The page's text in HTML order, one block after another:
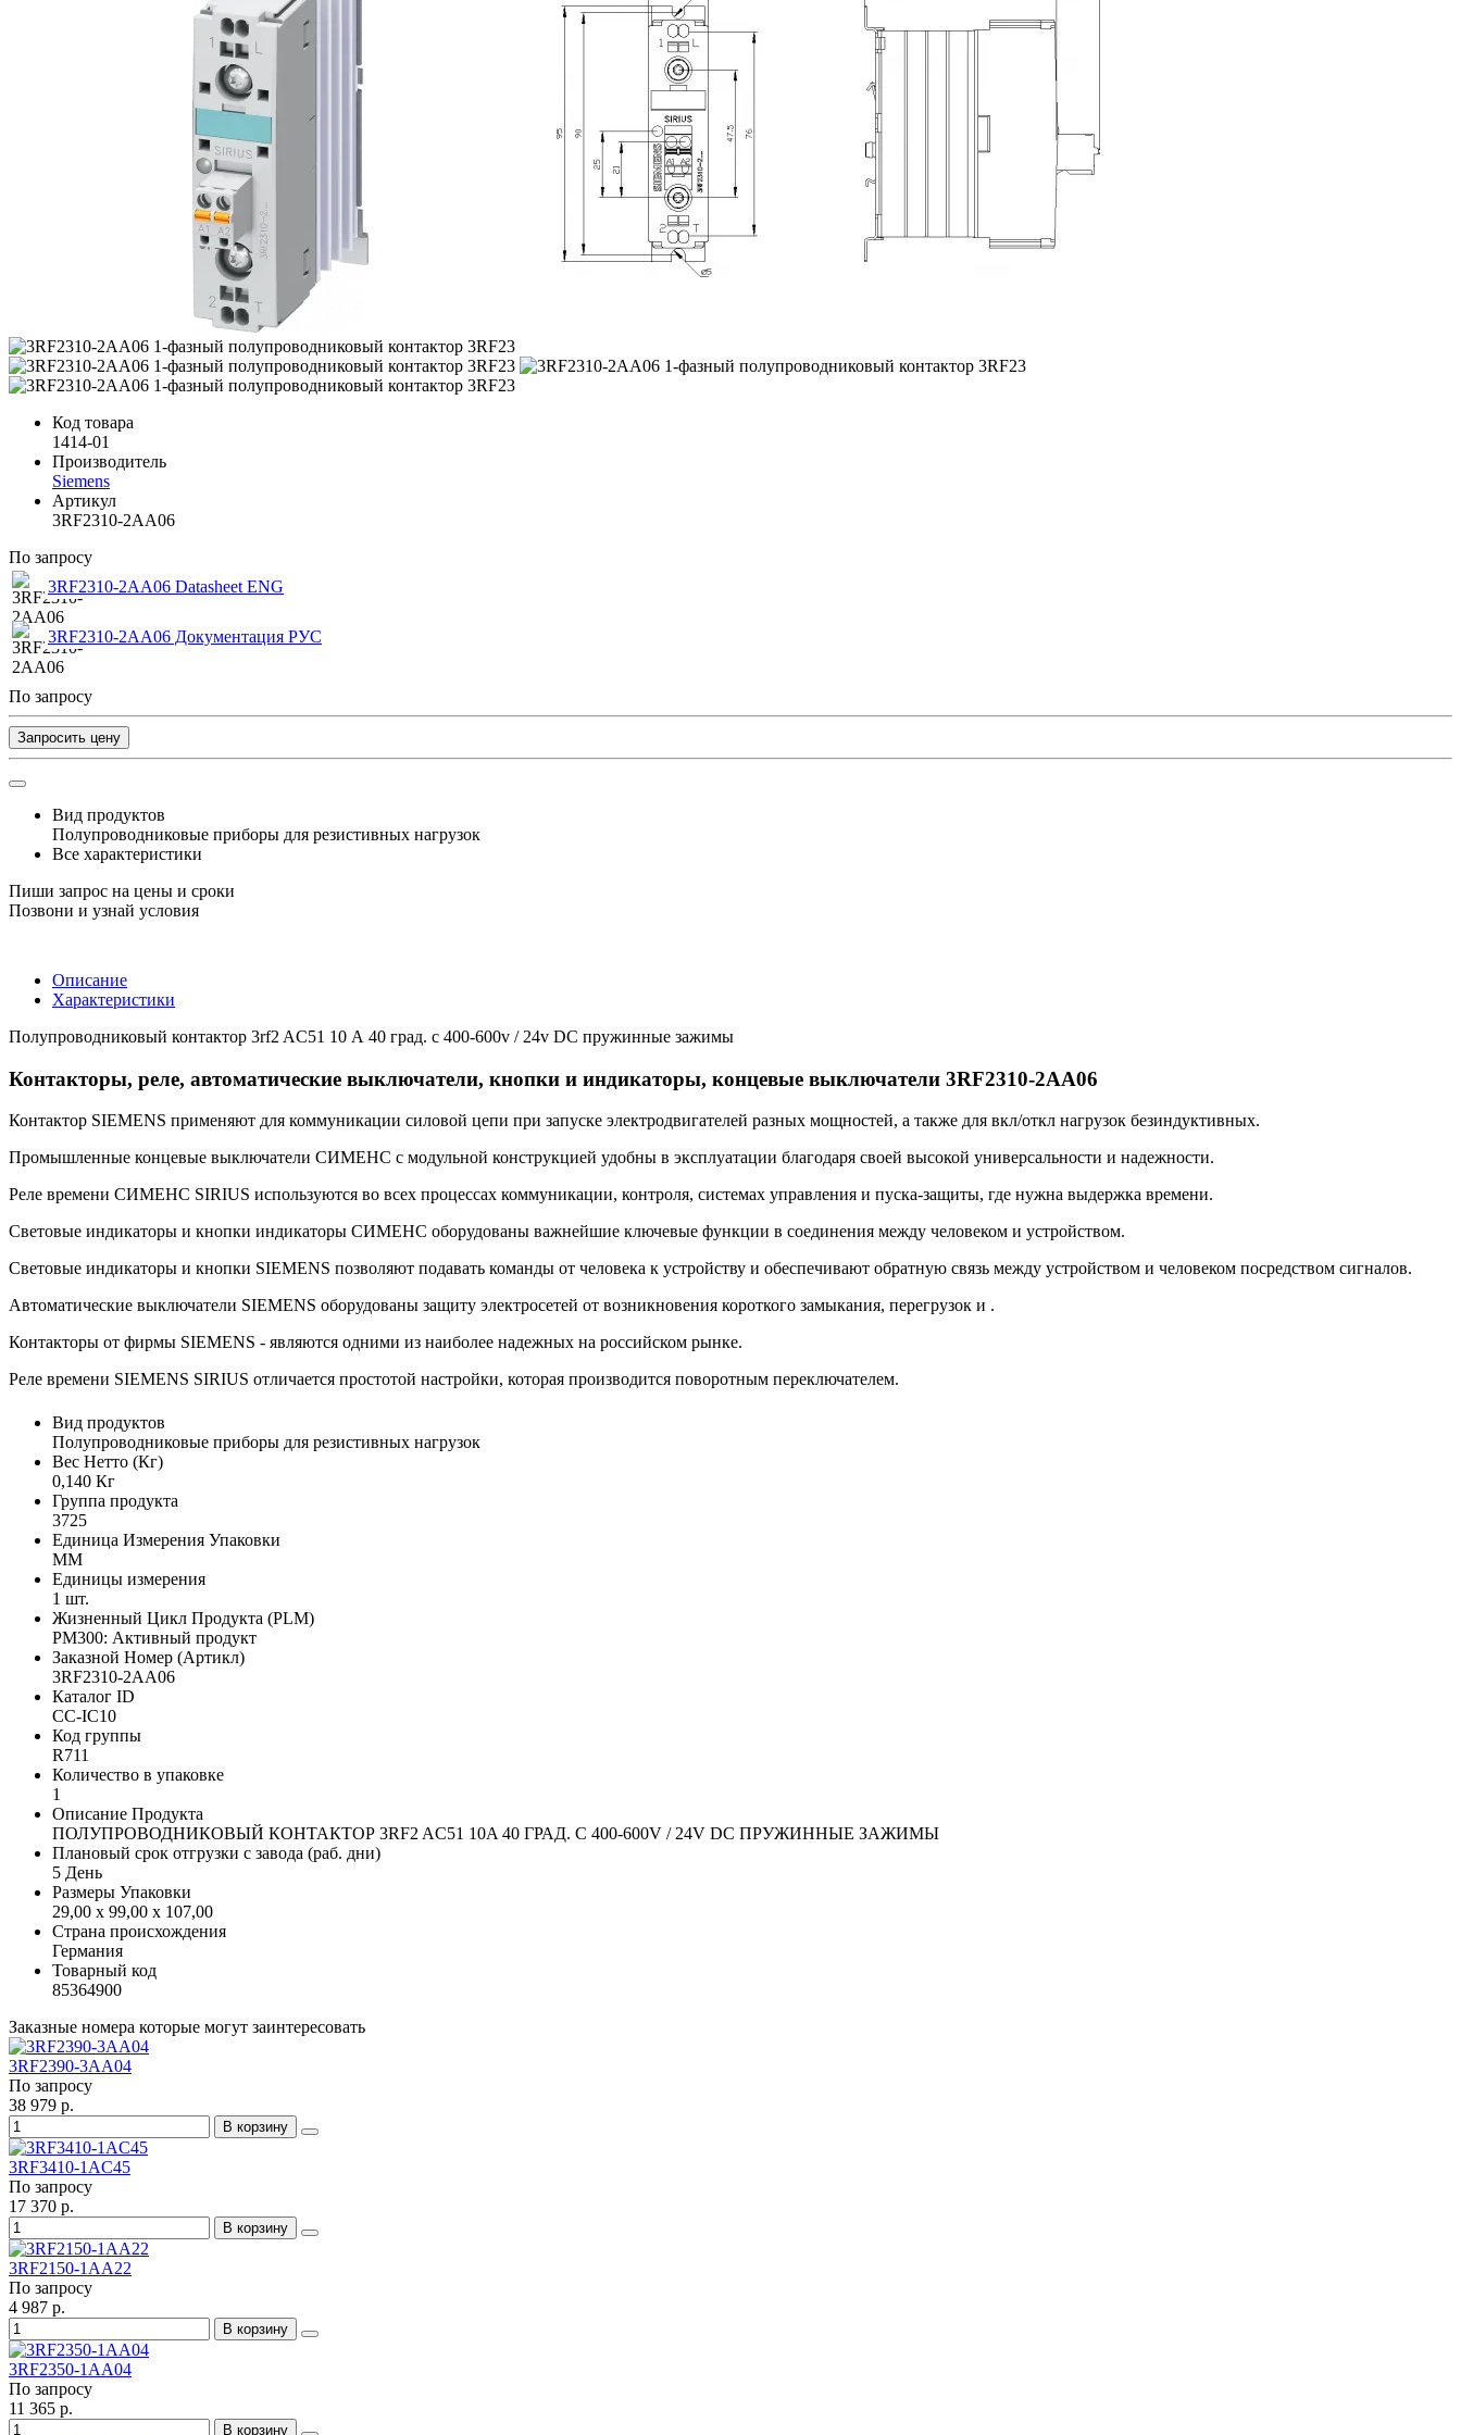
Код товара
1414-01
Производитель
Siemens
Артикул
3RF2310-2AA06
По запросу
3RF2310-2AA06 Datasheet ENG
3RF2310-2AA06 Документация РУС
По запросу
Запросить цену
Вид продуктов
Полупроводниковые приборы для резистивных нагрузок
Все характеристики
Пиши запрос на цены и сроки
Позвони и узнай условия
Описание
Характеристики
Полупроводниковый контактор 3rf2 AC51 10 А 40 град. c 400-600v / 24v DC пружинные зажимы
Контакторы, реле, автоматические выключатели, кнопки и индикаторы, концевые выключатели 3RF2310-2AA06
Контактор SIEMENS применяют для коммуникации силовой цепи при запуске электродвигателей разных мощностей, а также для вкл/откл нагрузок безиндуктивных.
Промышленные концевые выключатели СИМЕНС с модульной конструкцией удобны в эксплуатации благодаря своей высокой универсальности и надежности.
Реле времени СИМЕНС SIRIUS используются во всех процессах коммуникации, контроля, системах управления и пуска-защиты, где нужна выдержка времени.
Световые индикаторы и кнопки индикаторы СИМЕНС оборудованы важнейшие ключевые функции в соединения между человеком и устройством.
Световые индикаторы и кнопки SIEMENS позволяют подавать команды от человека к устройству и обеспечивают обратную связь между устройством и человеком посредством сигналов.
Автоматические выключатели SIEMENS оборудованы защиту электросетей от возникновения короткого замыкания, перегрузок и .
Контакторы от фирмы SIEMENS - являются одними из наиболее надежных на российском рынке.
Реле времени SIEMENS SIRIUS отличается простотой настройки, которая производится поворотным переключателем.
Вид продуктов
Полупроводниковые приборы для резистивных нагрузок
Вес Нетто (Кг)
0,140 Кг
Группа продукта
3725
Единица Измерения Упаковки
MM
Единицы измерения
1 шт.
Жизненный Цикл Продукта (PLM)
PM300: Активный продукт
Заказной Номер (Артикл)
3RF2310-2AA06
Каталог ID
CC-IC10
Код группы
R711
Количество в упаковке
1
Описание Продукта
ПОЛУПРОВОДНИКОВЫЙ КОНТАКТОР 3RF2 AC51 10A 40 ГРАД. C 400-600V / 24V DC ПРУЖИННЫЕ ЗАЖИМЫ
Плановый срок отгрузки с завода (раб. дни)
5 День
Размеры Упаковки
29,00 x 99,00 x 107,00
Страна происхождения
Германия
Товарный код
85364900
Заказные номера которые могут заинтересовать
3RF2390-3AA04
По запросу
38 979 р.
В корзину
3RF3410-1AC45
По запросу
17 370 р.
В корзину
3RF2150-1AA22
По запросу
4 987 р.
В корзину
3RF2350-1AA04
По запросу
11 365 р.
В корзину